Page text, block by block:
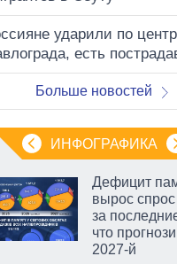
ударили по
есть
Больше новостей
ИНФОГРАФИКА
Дефицит
вырос
за
что
2027-й